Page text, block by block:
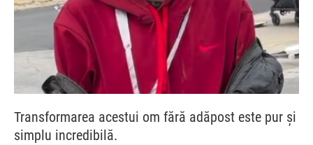
Transformarea acestui om fără adăpost este pur și
simplu incredibilă.